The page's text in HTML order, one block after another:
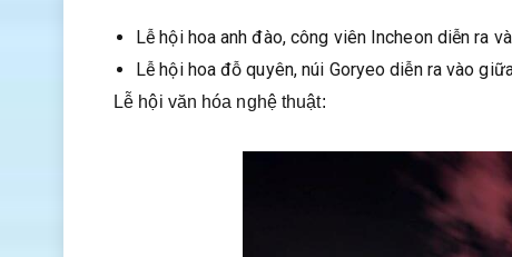
Lễ hội hoa anh đào, công viên Incheon diễn ra
Lễ hội hoa đỗ quyên, núi Goryeo diễn ra vào
Lễ hội văn hóa nghệ thuật: